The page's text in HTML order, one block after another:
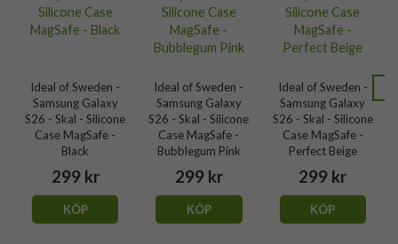
Ideal of Sweden -
Samsung Galaxy
S26 - Skal - Silicone
Case MagSafe -
Black
299 kr
KÖP
Ideal of Sweden -
Samsung Galaxy
S26 - Skal - Silicone
Case MagSafe -
Bubblegum Pink
299 kr
KÖP
Ideal of Sweden -
Samsung Galaxy
S26 - Skal - Silicone
Case MagSafe -
Perfect Beige
299 kr
KÖP